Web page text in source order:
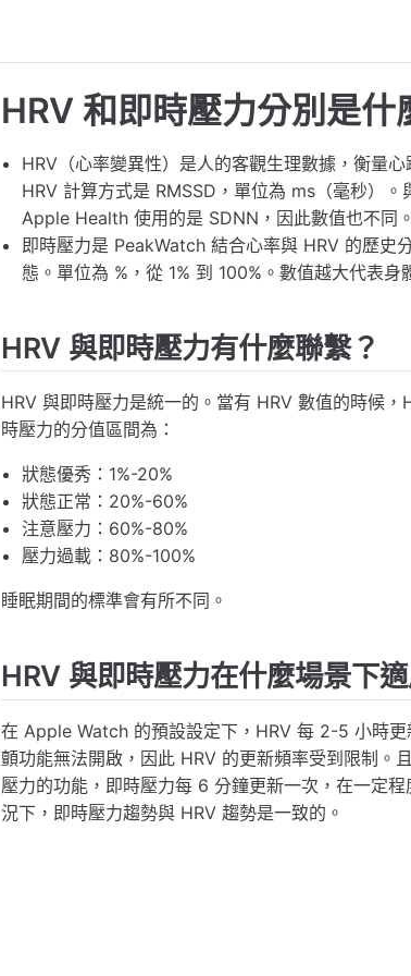
HRV 和即時壓力分別是什
HRV（心率變異性）是人的客觀生理數據，衡量
HRV 計算方式是 RMSSD，單位為 ms（毫秒）
Apple Health 使用的是 SDNN，因此數值也不同。
即時壓力是 PeakWatch 結合心率與 HRV 的歷史
態。單位為 %，從 1% 到 100%。數值越大代表身
HRV 與即時壓力有什麼聯繫？
HRV 與即時壓力是統一的。當有 HRV 數值的時候
時壓力的分值區間為：
狀態優秀：1%-20%
狀態正常：20%-60%
注意壓力：60%-80%
壓力過載：80%-100%
睡眠期間的標準會有所不同。
HRV 與即時壓力在什麼場景下適
在 Apple Watch 的預設設定下，HRV 每 2-5 小時
顫功能無法開啟，因此 HRV 的更新頻率受到限制。
壓力的功能，即時壓力每 6 分鐘更新一次，在一定
況下，即時壓力趨勢與 HRV 趨勢是一致的。